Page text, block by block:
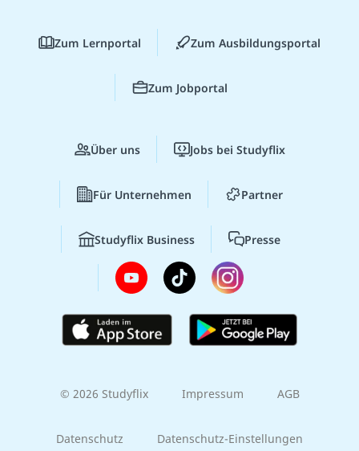
Zum Lernportal Zum Ausbildungsportal
Zum Jobportal
Über uns Jobs bei Studyflix
Für Unternehmen Partner
Studyflix Business Presse
© 2026 Studyflix Impressum AGB
Datenschutz Datenschutz-Einstellungen